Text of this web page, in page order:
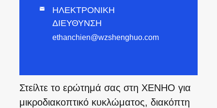

ΗΛΕΚΤΡΟΝΙΚΗ
ΔΙΕΥΘΥΝΣΗ
ethanchien@wzshenghuo.com
Στείλτε το ερώτημά σας στη XENHO για
μικροδιακοπτικό κυκλώματος, διακόπτη